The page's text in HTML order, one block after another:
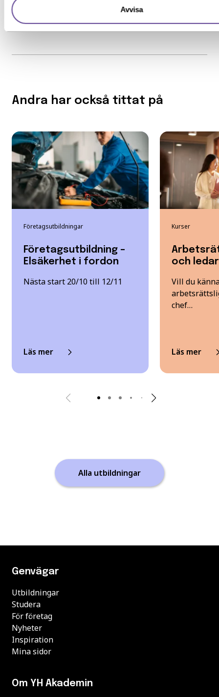
Avvisa
Andra har också tittat på
Företagsutbildningar
Företagsutbildning –
Elsäkerhet i fordon
Nästa start 20/10 till 12/11
Läs mer
Kurser
och
Vill du
chef…
Läs mer
Alla utbildningar
Genvägar
Utbildningar
Studera
För företag
Nyheter
Inspiration
Mina sidor
Om YH Akademin